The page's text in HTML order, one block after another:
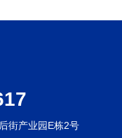
街产业园E栋2号